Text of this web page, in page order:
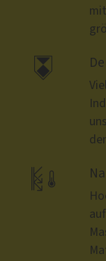

